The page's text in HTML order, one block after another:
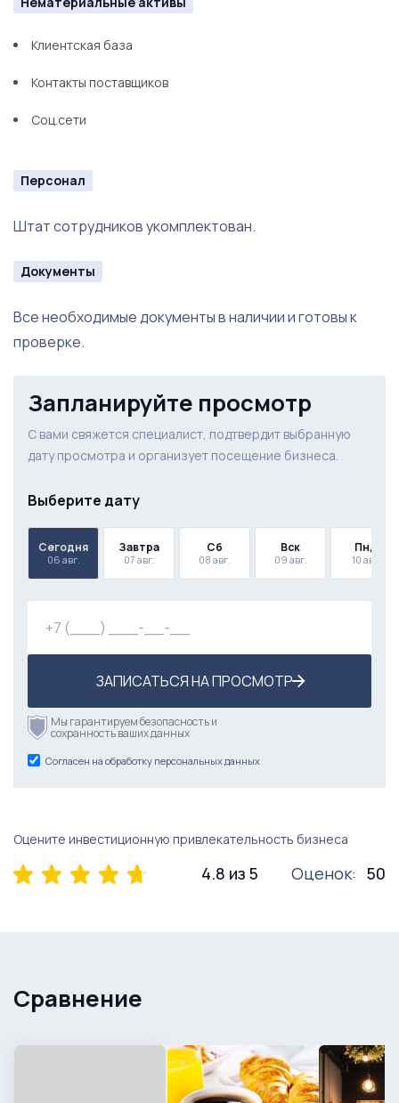
Клиентская база
Контакты поставщиков
Соц.сети
Персонал
Штат сотрудников укомплектован.
Документы
Все необходимые документы в наличии и готовы к
проверке.
Запланируйте просмотр
С вами свяжется специалист, подтвердит выбранную
дату просмотра и организует посещение бизнеса.
Выберите дату
Сегодня
06 авг.
Завтра
07 авг.
Сб
08 авг.
Вск
09 авг.
Пнд
10 авг.
ЗАПИСАТЬСЯ НА ПРОСМОТР
Мы гарантируем безопасность и
сохранность ваших данных
Согласен на обработку персональных данных
Оцените инвестиционную привлекательность бизнеса
4.8 из 5 Оценок: 50
Сравнение